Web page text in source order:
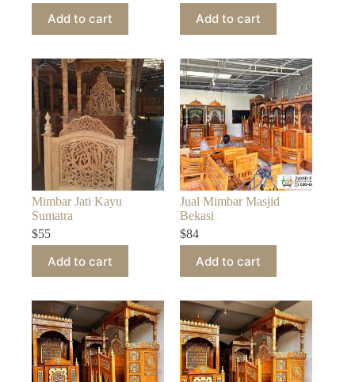
Add to cart Add to cart
Mimbar Jati Kayu
Sumatra
$55
Add to cart
Jual Mimbar Masjid
Bekasi
$84
Add to cart